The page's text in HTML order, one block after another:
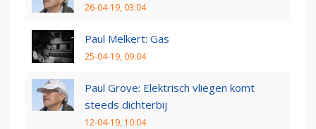
26-04-19, 03:04
Paul Melkert: Gas
25-04-19, 09:04
Paul Grove: Elektrisch vliegen komt
steeds dichterbij
12-04-19, 10:04